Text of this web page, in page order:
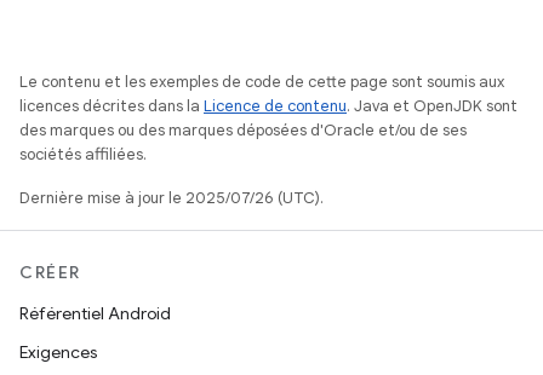
Le contenu et les exemples de code de cette page sont soumis aux
licences décrites dans la Licence de contenu. Java et OpenJDK sont
des marques ou des marques déposées d'Oracle et/ou de ses
sociétés affiliées.
Dernière mise à jour le 2025/07/26 (UTC).
CRÉER
Référentiel Android
Exigences